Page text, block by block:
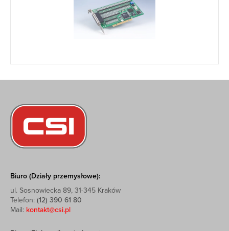
Biuro (Działy przemysłowe):
ul. Sosnowiecka 89, 31-345 Kraków
Telefon: (12) 390 61 80
Mail: kontakt@csi.pl